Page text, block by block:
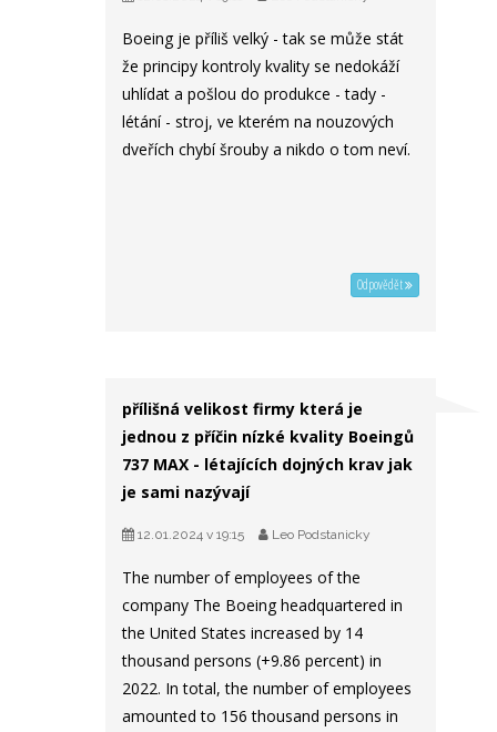
Boeing je příliš velký - tak se může stát
že principy kontroly kvality se nedokáží
uhlídat a pošlou do produkce - tady -
létání - stroj, ve kterém na nouzových
dveřích chybí šrouby a nikdo o tom neví.
Odpovědět
přílišná velikost firmy která je
jednou z příčin nízké kvality Boeingů
737 MAX - létajících dojných krav jak
je sami nazývají
12.01.2024 v 19:15 Leo Podstanicky
The number of employees of the
company The Boeing headquartered in
the United States increased by 14
thousand persons (+9.86 percent) in
2022. In total, the number of employees
amounted to 156 thousand persons in